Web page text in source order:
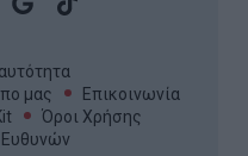
μας
Επικοινωνία
Όροι Χρήσης